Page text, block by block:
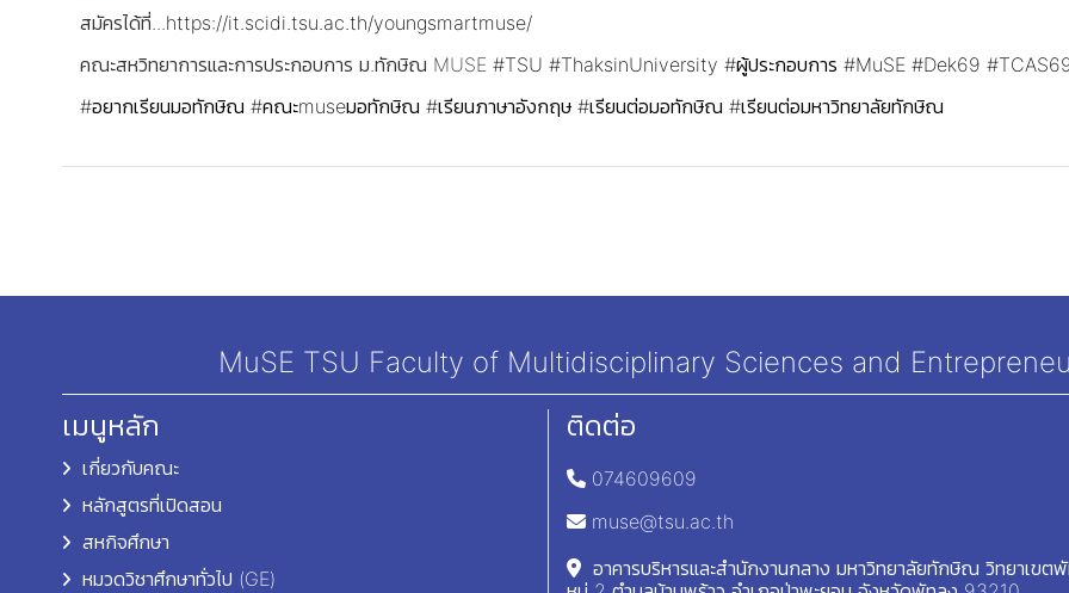
สมัครได้ที่...https://it.scidi.tsu.ac.th/youngsmartmuse/
คณะสหวิทยาการและการประกอบการ ม.ทักษิณ MUSE #TSU #ThaksinUniversity #ผู้ประกอบการ #MuSE #Dek69
#อยากเรียนมอทักษิณ #คณะmuseมอทักษิณ #เรียนภาษาอังกฤษ #เรียนต่อมอทักษิณ #เรียนต่อมหาวิทยาลัยทักษิณ
MuSE TSU Faculty of Multidisciplinary Sciences and
เมนูหลัก
เกี่ยวกับคณะ
หลักสูตรที่เปิดสอน
สหกิจศึกษา
หมวดวิชาศึกษาทั่วไป (GE)
ติดต่อ
074609609
muse@tsu.ac.th
อาคารบริหารและสำนักงานกลาง มหาวิทยาลัยทักษิณ วิทยาเขต